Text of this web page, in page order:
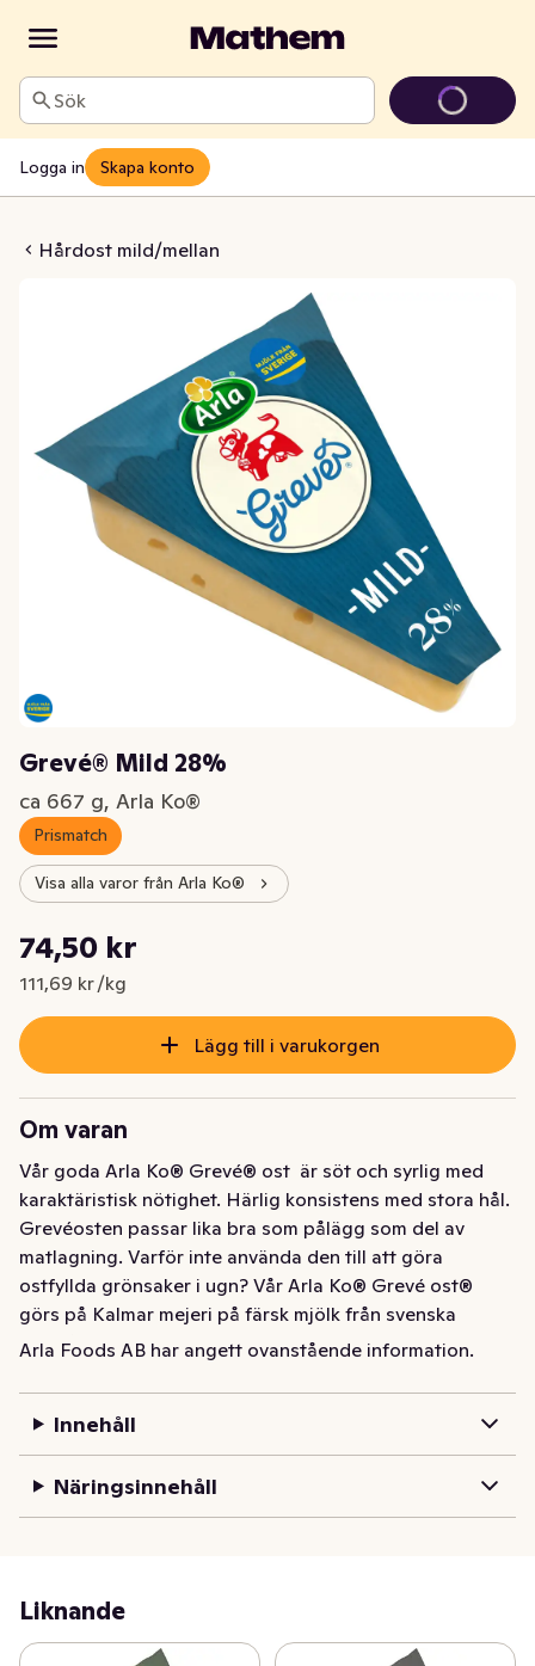
Sök
Logga in Skapa konto
Hårdost mild/mellan
Mild 28%
Grevé® Mild 28%
ca 667 g, Arla Ko®
Prismatch
Visa alla varor från Arla Ko®
Nuvarande pris är: 74,50 kr
74,50 kr
111,69 kr /kg
Styckpris: 111,69 kr /kg
Lägg till i varukorgen
Om varan
Vår goda Arla Ko® Grevé® ost  är söt och syrlig med
karaktäristisk nötighet. Härlig konsistens med stora hål.
Grevéosten passar lika bra som pålägg som del av
matlagning. Varför inte använda den till att göra
ostfyllda grönsaker i ugn? Vår Arla Ko® Grevé ost®
görs på Kalmar mejeri på färsk mjölk från svenska
Arlagårdar. Varumärket Arla Ko® garanterar att osten är
karaktäristisk nötighet. Härlig konsistens med stora hål.
matlagning. Varför inte använda den till att göra
ostfyllda grönsaker i ugn? Vår Arla Ko® Grevé® görs på
100 procent svensk mjölk.
Arla Foods AB har angett ovanstående information.
Innehåll
Näringsinnehåll
Liknande